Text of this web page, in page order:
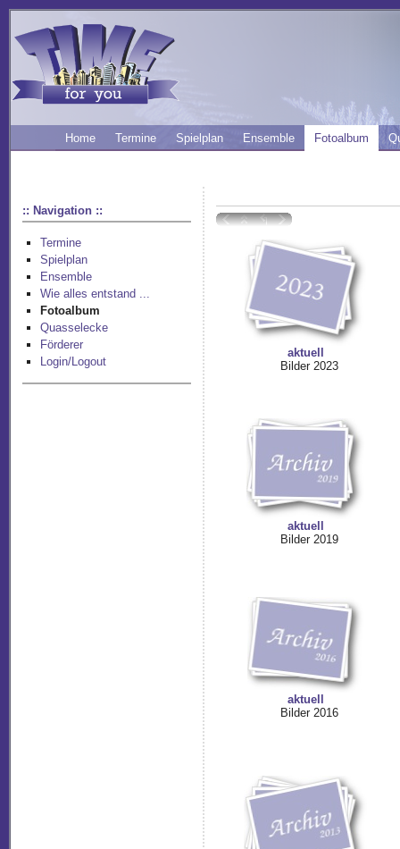
Home Termine Spielplan Ensemble Fotoalbum
:: Navigation ::
Termine
Spielplan
Ensemble
Wie alles entstand ...
Fotoalbum
Quasselecke
Förderer
Login/Logout
aktuell
Bilder 2023
aktuell
Bilder 2019
aktuell
Bilder 2016